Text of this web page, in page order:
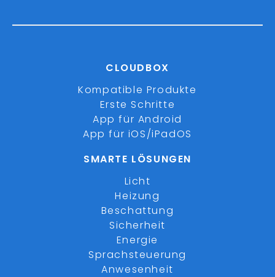
CLOUDBOX
Kompatible Produkte
Erste Schritte
App für Android
App für iOS/iPadOS
SMARTE LÖSUNGEN
Licht
Heizung
Beschattung
Sicherheit
Energie
Sprachsteuerung
Anwesenheit